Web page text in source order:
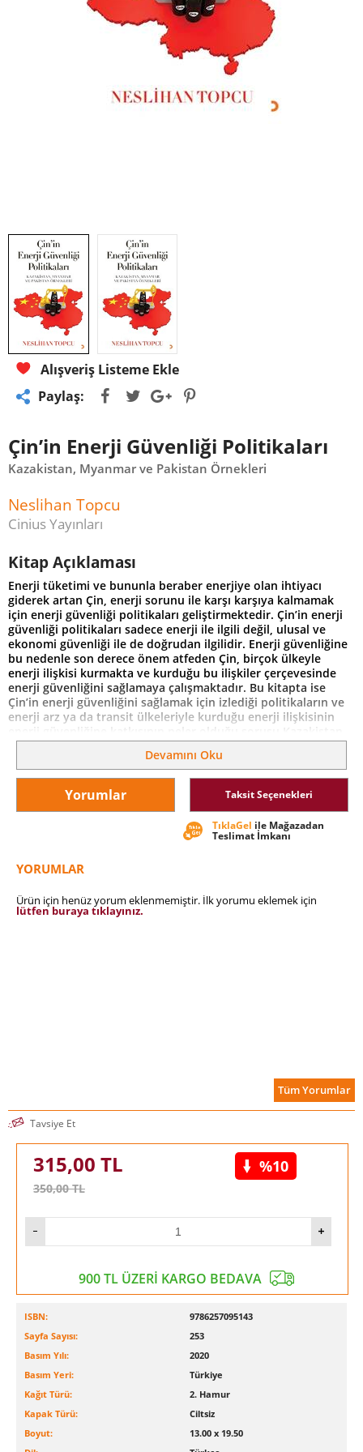
Alışveriş Listeme Ekle
Paylaş:
Çin’in Enerji Güvenliği Politikaları
Kazakistan, Myanmar ve Pakistan Örnekleri
Neslihan Topcu
Cinius Yayınları
Kitap Açıklaması
Enerji tüketimi ve bununla beraber enerjiye olan ihtiyacı
giderek artan Çin, enerji sorunu ile karşı karşıya kalmamak
için enerji güvenliği politikaları geliştirmektedir. Çin’in enerji
güvenliği politikaları sadece enerji ile ilgili değil, ulusal ve
ekonomi güvenliği ile de doğrudan ilgilidir. Enerji güvenliğine
bu nedenle son derece önem atfeden Çin, birçok ülkeyle
enerji ilişkisi kurmakta ve kurduğu bu ilişkiler çerçevesinde
enerji güvenliğini sağlamaya çalışmaktadır. Bu kitapta ise
Çin’in enerji güvenliğini sağlamak için izlediği politikaların ve
enerji arz ya da transit ülkeleriyle kurduğu enerji ilişkisinin
enerji güvenliğine katkısının neler olduğu sorusu Kazakistan,
Myanmar ve Pakistan örnekleri üzerinden incelenmektedir.
Devamını Oku
Yorumlar Taksit Seçenekleri
TıklaGel ile Mağazadan
Teslimat İmkanı
YORUMLAR
Ürün için henüz yorum eklenmemiştir. İlk yorumu eklemek için
lütfen buraya tıklayınız.
Tüm Yorumlar
Tavsiye Et
315,00 TL
350,00TL
%10
900 TL ÜZERİ KARGO BEDAVA
ISBN:
9786257095143
Sayfa Sayısı:
253
Basım Yılı:
2020
Basım Yeri:
Türkiye
Kağıt Türü:
2. Hamur
Kapak Türü:
Ciltsiz
Boyut:
13.00 x 19.50